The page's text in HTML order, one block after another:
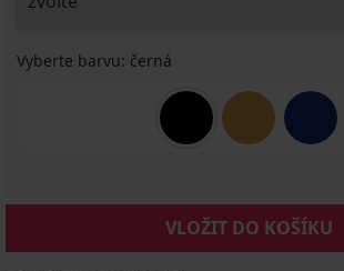
Vyberte barvu: černá
VLOŽIT DO KOŠÍKU